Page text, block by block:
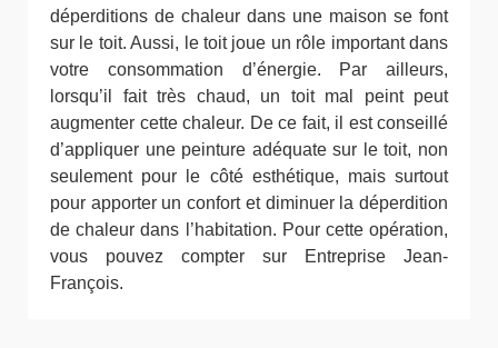
déperditions de chaleur dans une maison se font
sur le toit. Aussi, le toit joue un rôle important dans
votre consommation d’énergie. Par ailleurs,
lorsqu’il fait très chaud, un toit mal peint peut
augmenter cette chaleur. De ce fait, il est conseillé
d’appliquer une peinture adéquate sur le toit, non
seulement pour le côté esthétique, mais surtout
pour apporter un confort et diminuer la déperdition
de chaleur dans l’habitation. Pour cette opération,
vous pouvez compter sur Entreprise Jean-
François.